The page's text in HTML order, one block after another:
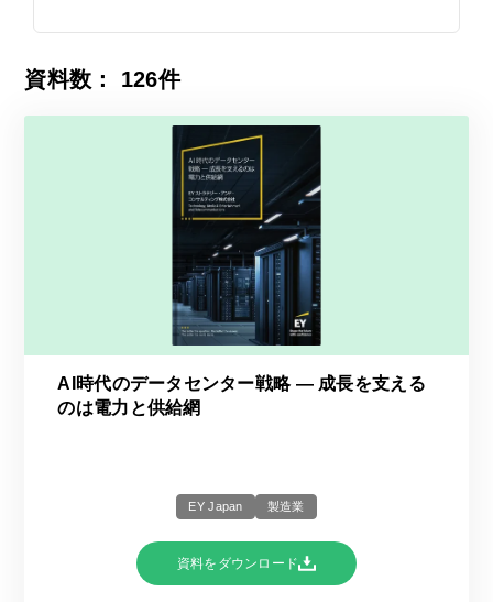
資料数： 126件
AI時代のデータセンター戦略 ― 成長を支える
のは電力と供給網
EY Japan 製造業
資料をダウンロード